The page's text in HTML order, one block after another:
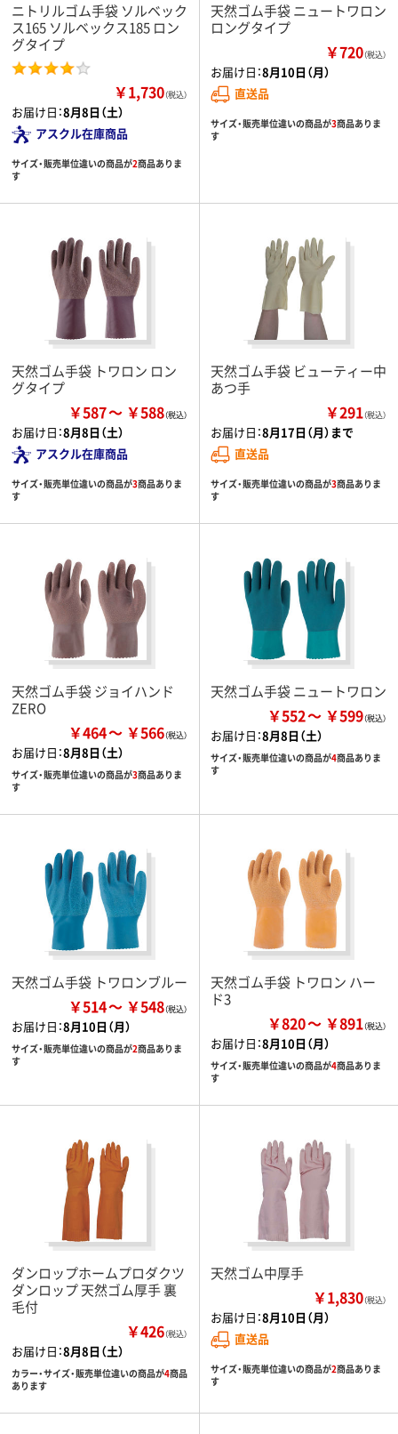
ニトリルゴム手袋 ソルベック
ス165 ソルベックス185 ロン
グタイプ
￥1,730（税込）
お届け日：8月8日（土）
アスクル在庫商品
サイズ・販売単位違いの商品が2商品ありま
す
天然ゴム手袋 ニュートワロン
ロングタイプ
￥720（税込）
お届け日：8月10日（月）
直送品
サイズ・販売単位違いの商品が3商品ありま
す
天然ゴム手袋 トワロン ロン
グタイプ
￥587 ￥588
お届け日：8月8日（土）
アスクル在庫商品
サイズ・販売単位違いの商品が3商品ありま
す
天然ゴム手袋 ビューティー中
あつ手
￥291（税込）
お届け日：8月17日（月）まで
直送品
サイズ・販売単位違いの商品が3商品ありま
す
天然ゴム手袋 ジョイハンド
ZERO
￥464 ￥566
お届け日：8月8日（土）
サイズ・販売単位違いの商品が3商品ありま
す
天然ゴム手袋 ニュートワロン
￥552 ￥599
お届け日：8月8日（土）
サイズ・販売単位違いの商品が4商品ありま
す
天然ゴム手袋 トワロンブルー
￥514 ￥548
お届け日：8月10日（月）
サイズ・販売単位違いの商品が2商品ありま
す
天然ゴム手袋 トワロン ハー
ド3
￥820 ￥891
お届け日：8月10日（月）
サイズ・販売単位違いの商品が4商品ありま
す
ダンロップホームプロダクツ
ダンロップ 天然ゴム厚手 裏
毛付
￥426（税込）
お届け日：8月8日（土）
カラー・サイズ・販売単位違いの商品が4商品
あります
天然ゴム中厚手
￥1,830（税込）
お届け日：8月10日（月）
直送品
サイズ・販売単位違いの商品が2商品ありま
す